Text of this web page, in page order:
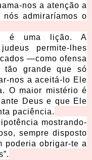
nos a atenção a
admiraríamos o
é uma lição. A
permite-lhes
—como ofensa
grande que só
nos a aceitá-lo Ele
O maior mistério é
Deus e que Ele
paciência.
mostrando-
sempre disposto
poderia obrigar-te a